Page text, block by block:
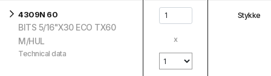
4309N 60
BITS 5/16"X30 ECO TX60
M/HUL
Technical data
x
Stykke